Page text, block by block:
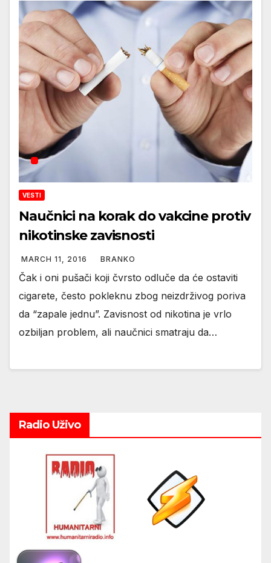
VESTI
Naučnici na korak do vakcine protiv
nikotinske zavisnosti
MARCH 11, 2016 BRANKO
Čak i oni pušači koji čvrsto odluče da će ostaviti
cigarete, često pokleknu zbog neizdrživog poriva
da “zapale jednu”. Zavisnost od nikotina je vrlo
ozbiljan problem, ali naučnici smatraju da…
Radio Uživo